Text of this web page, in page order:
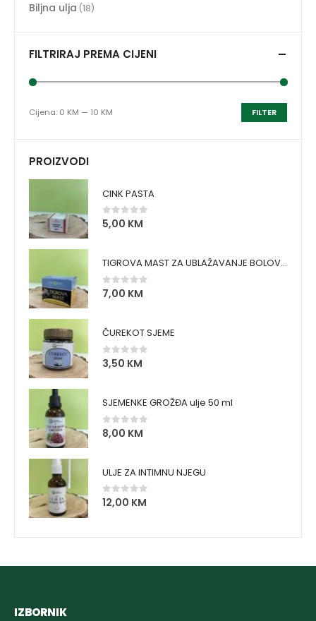
Biljna ulja (18)
FILTRIRAJ PREMA CIJENI
FILTER
Cijena: 0 KM — 10 KM
PROIZVODI
CINK PASTA
0 out of 5
5,00 KM
TIGROVA MAST ZA UBLAŽAVANJE BOLOVA I ZAGRIJAVANJE MIŠIĆA
0 out of 5
7,00 KM
ČUREKOT SJEME
0 out of 5
3,50 KM
SJEMENKE GROŽĐA ulje 50 ml
0 out of 5
8,00 KM
ULJE ZA INTIMNU NJEGU
0out of 5
12,00 KM
IZBORNIK